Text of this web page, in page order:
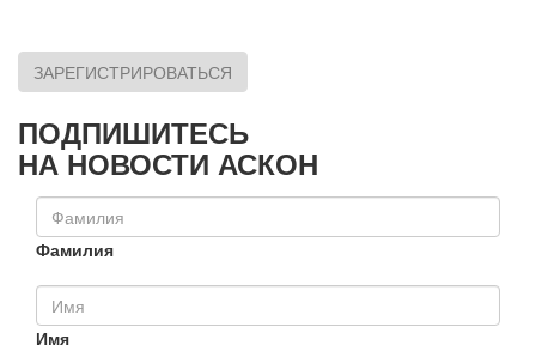
ЗАРЕГИСТРИРОВАТЬСЯ
ПОДПИШИТЕСЬ
НА НОВОСТИ АСКОН
Фамилия
Имя